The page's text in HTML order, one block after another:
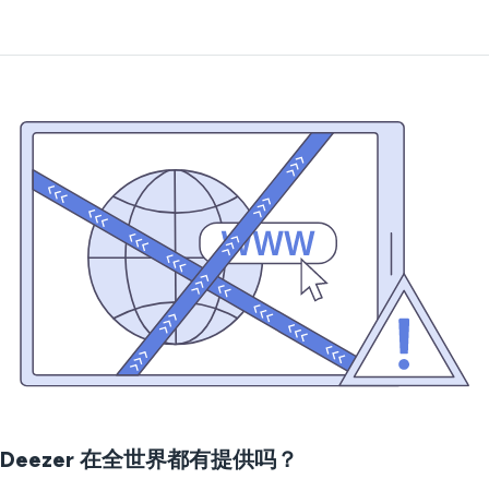
Deezer 在全世界都有提供吗？